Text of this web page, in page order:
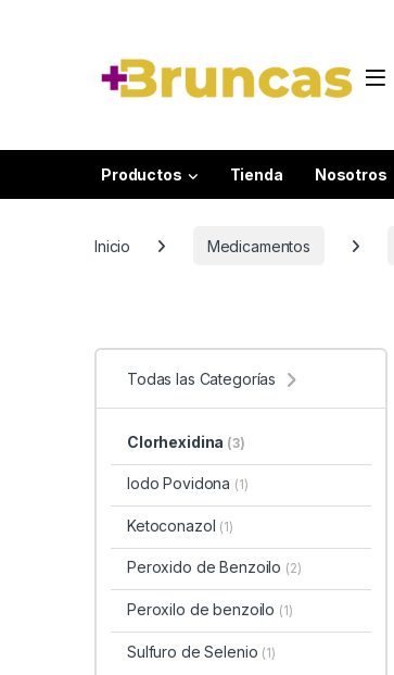
Productos Tienda Nosotros
Inicio Medicamentos
Todas las Categorías
Clorhexidina (3)
Iodo Povidona (1)
Ketoconazol (1)
Peroxido de Benzoilo (2)
Peroxilo de benzoilo (1)
Sulfuro de Selenio (1)